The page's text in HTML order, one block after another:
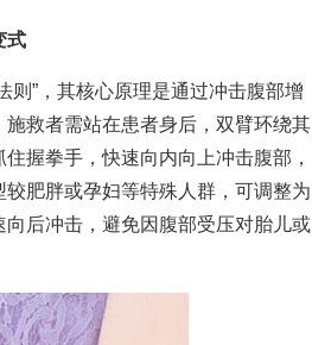
式
”，其核心原理是通过冲击腹部增
救者需站在患者身后，双臂环绕其
握拳手，快速向内向上冲击腹部，
肥胖或孕妇等特殊人群，可调整为
后冲击，避免因腹部受压对胎儿或